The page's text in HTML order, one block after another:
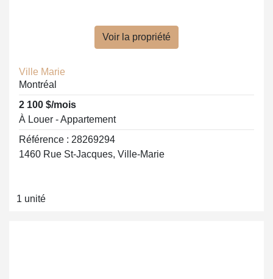
Voir la propriété
Ville Marie
Montréal
2 100 $/mois
À Louer - Appartement
Référence : 28269294
1460 Rue St-Jacques, Ville-Marie
1 unité